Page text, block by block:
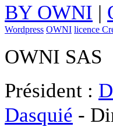
BY OWNI |
Wordpress OWNI licence
OWNI SAS
Président :
Dasquié -